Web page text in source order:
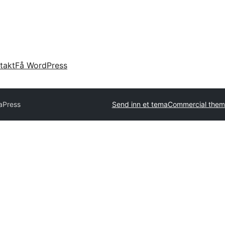
Få WordPress
Send inn et temaCommercial